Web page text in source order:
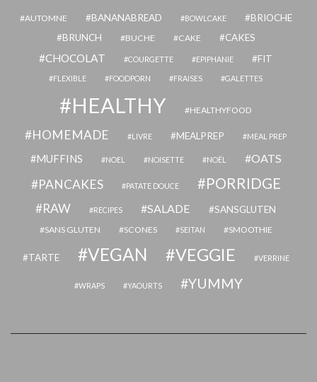
AUTOMNE BANANABREAD BOWLCAKE
BRIOCHE
BRUNCH
BUCHE CAKE CAKES
CHOCOLAT COURGETTE EPIPHANIE FIT
FLEXIBLE FOODPORN FRAISES GALETTES
HEALTHY HEALTHYFOOD
HOMEMADE LIVRE MEALPREP MEAL PREP
MUFFINS NOEL NOISETTE NOËL OATS
PANCAKES PATATE DOUCE PORRIDGE
RAW RECIPES SALADE SANSGLUTEN
SANS GLUTEN SCONES SEITAN SMOOTHIE
TARTE VEGAN VEGGIE VERRINE
WRAPS YAOURTS YUMMY